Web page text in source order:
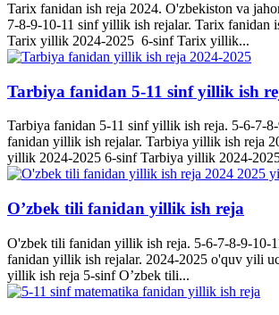
Tarix fanidan ish reja 2024. O'zbekiston va
7-8-9-10-11 sinf yillik ish rejalar. Tarix fanidan
Tarix yillik 2024-2025 6-sinf Tarix yillik...
Tarbiya fanidan 5-11 sinf yillik ish
Tarbiya fanidan 5-11 sinf yillik ish reja. 5-6-7-
fanidan yillik ish rejalar. Tarbiya yillik ish reja
yillik 2024-2025 6-sinf Tarbiya yillik 2024-
O’zbek tili fanidan yillik ish reja
O'zbek tili fanidan yillik ish reja. 5-6-7-8-9-10-
fanidan yillik ish rejalar. 2024-2025 o'quv yili
yillik ish reja 5-sinf O’zbek tili...